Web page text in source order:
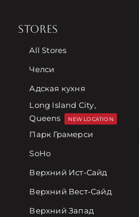
STORES
All Stores
Челси
Адская кухня
Long Island City,
Queens
NEW LOCATION
Парк Грамерси
SoHo
Верхний Ист-Сайд
Верхний Вест-Сайд
Верхний Запад